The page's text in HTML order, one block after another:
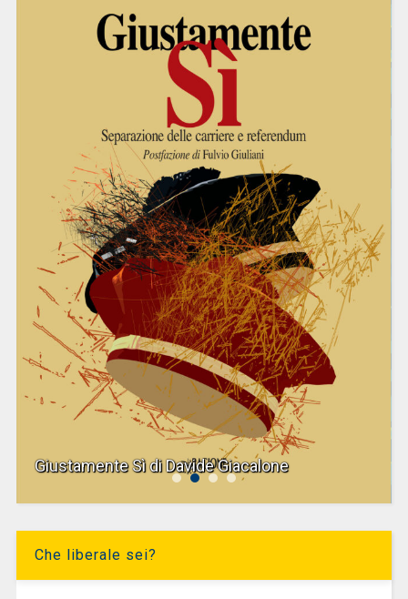
Giustamente Sì di Davide Giacalone
Che liberale sei?